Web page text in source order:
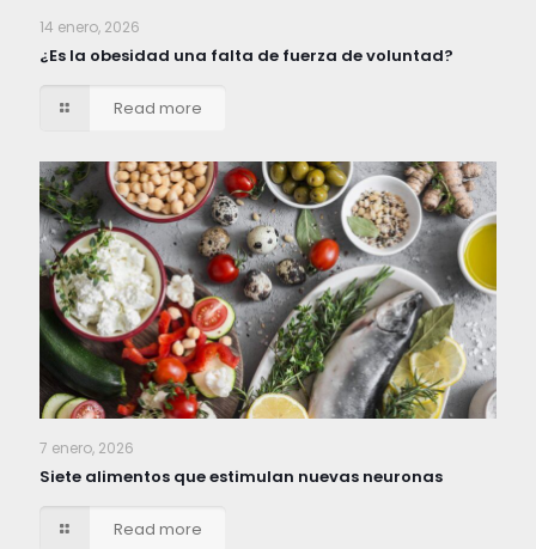
14 enero, 2026
¿Es la obesidad una falta de fuerza de voluntad?
Read more
7 enero, 2026
Siete alimentos que estimulan nuevas neuronas
Read more